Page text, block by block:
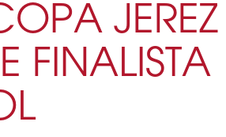
JEREZ
FINALISTA